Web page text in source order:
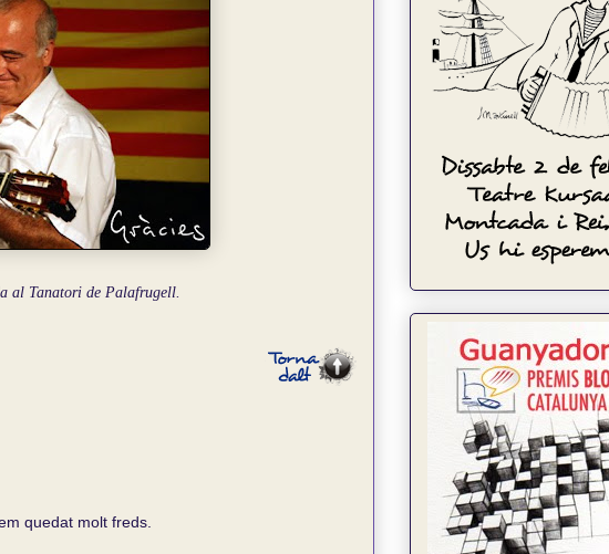
al Tanatori de Palafrugell.
quedat molt freds.